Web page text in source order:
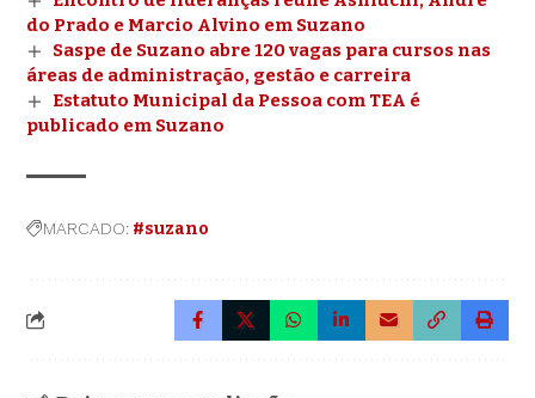
do Prado e Marcio Alvino em Suzano
Saspe de Suzano abre 120 vagas para cursos nas
áreas de administração, gestão e carreira
Estatuto Municipal da Pessoa com TEA é
publicado em Suzano
MARCADO: #suzano